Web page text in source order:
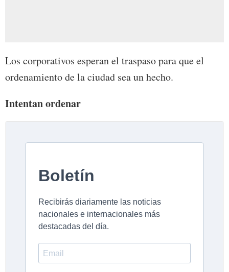
Los corporativos esperan el traspaso para que el
ordenamiento de la ciudad sea un hecho.
Intentan ordenar